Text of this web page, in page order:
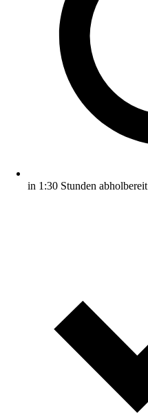
in 1:30 Stunden abholbereit